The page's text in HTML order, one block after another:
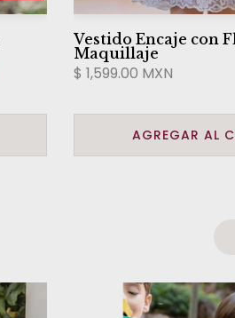
Vestido Encaje con
Maquillaje
$ 1,599.00 MXN
AGREGAR AL